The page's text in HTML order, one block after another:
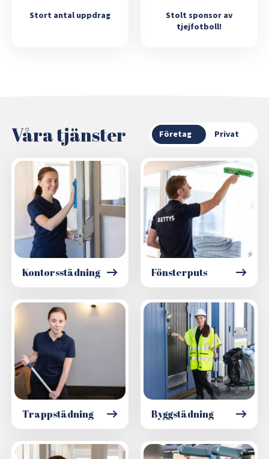
Stort antal uppdrag
Stolt sponsor av
tjejfotboll!
Våra tjänster Företag Privat
Kontorsstädning Fönsterputs
Trappstädning Byggstädning